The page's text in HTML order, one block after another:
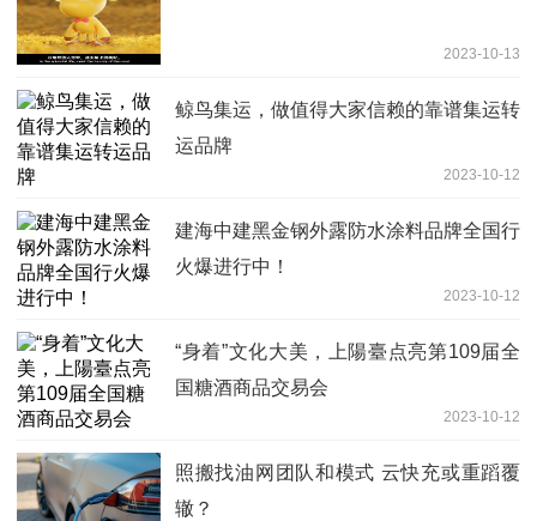
2023-10-13
鲸鸟集运，做值得大家信赖的靠谱集运转
运品牌
2023-10-12
建海中建黑金钢外露防水涂料品牌全国行
火爆进行中！
2023-10-12
“身着”文化大美，上陽臺点亮第109届全
国糖酒商品交易会
2023-10-12
照搬找油网团队和模式 云快充或重蹈覆
辙？